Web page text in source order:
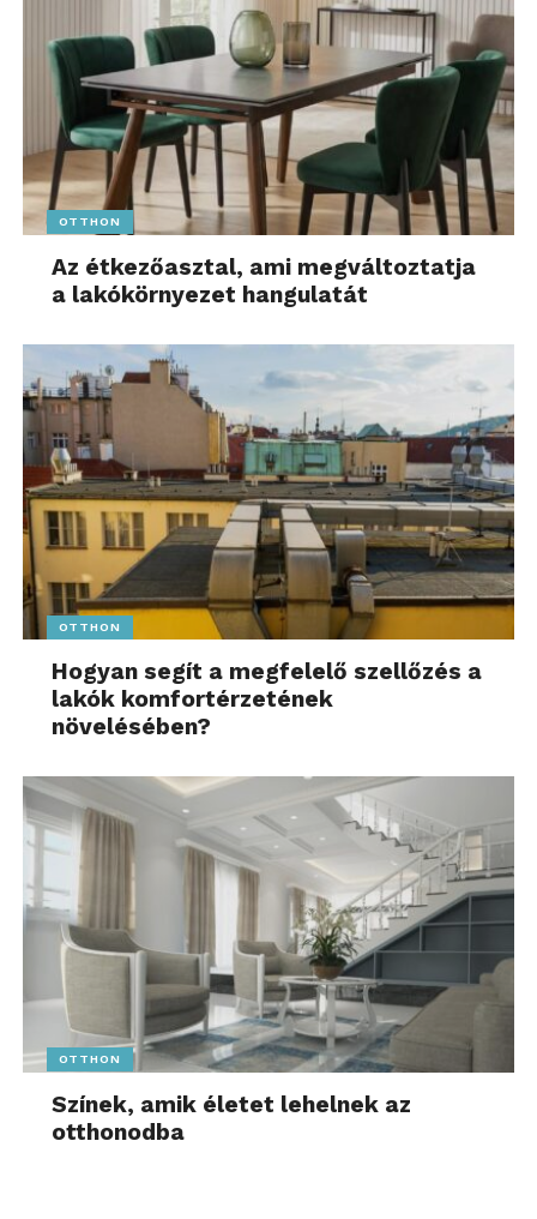
OTTHON
Az étkezőasztal, ami megváltoztatja
a lakókörnyezet hangulatát
OTTHON
Hogyan segít a megfelelő szellőzés a
lakók komfortérzetének
növelésében?
OTTHON
Színek, amik életet lehelnek az
otthonodba